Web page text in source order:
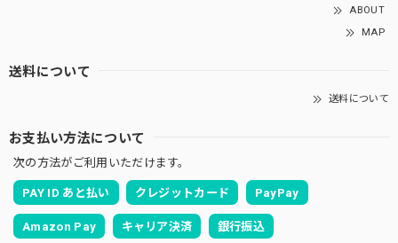
ABOUT
MAP
送料について
送料について
お支払い方法について
次の方法がご利用いただけます。
PAY ID あと払い クレジットカード PayPay
Amazon Pay キャリア決済 銀行振込